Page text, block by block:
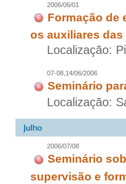
2006/06/01
Formação de
os auxiliares
Localização:
07-08,14/06/2006
Seminário
Localização:
2006/07/08
Seminário
supervisão e